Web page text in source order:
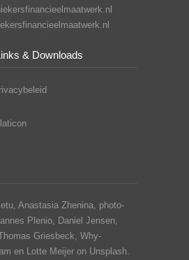
& Downloads
Anastasia Zhenina, photo-
Plenio, Daniel Jensen,
Griesbeck, Why-
en Lotte Meijer on Unsplash.